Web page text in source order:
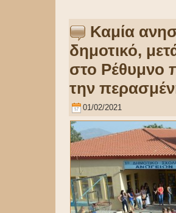
Καμία
δημοτικό,
στο Ρέθυμνο
την
01/02/2021